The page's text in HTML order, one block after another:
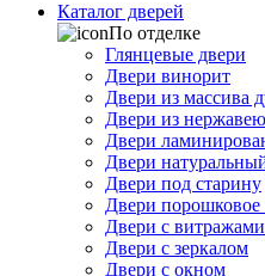
Каталог дверей
По отделке
Глянцевые двери
Двери винорит
Двери из массива
Двери из
Двери
Двери
Двери под старину
Двери
Двери с витражами
Двери с зеркалом
Двери с окном